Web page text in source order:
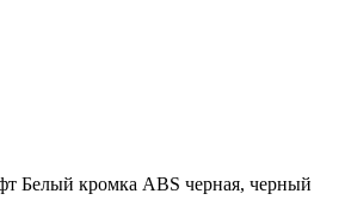
Белый кромка ABS черная, черный